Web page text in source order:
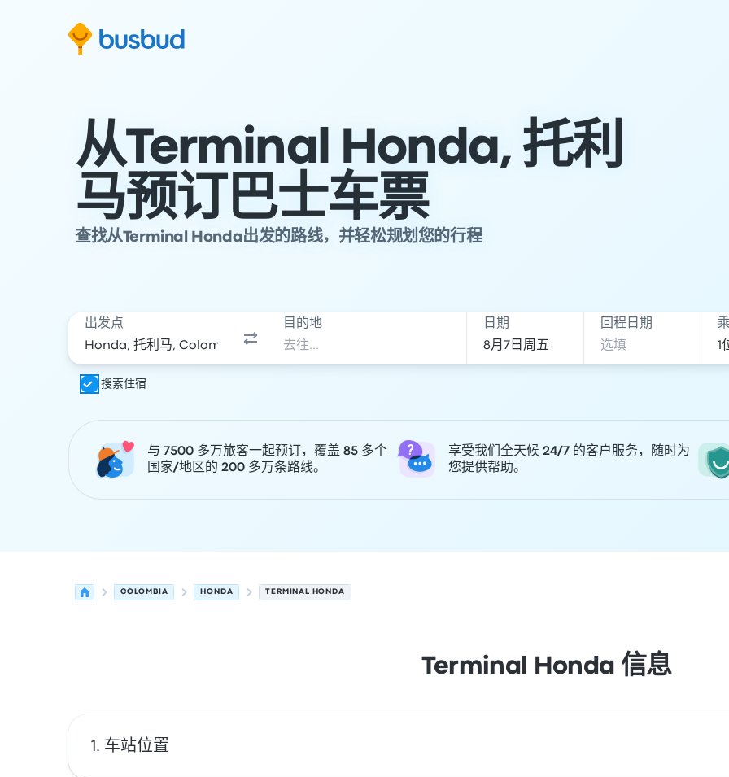
跳至搜索表单
跳至内容
跳至页脚
从Terminal Honda, 托利
马预订巴士车票
查找从Terminal Honda出发的路线，并轻松规划您的行程
出发点 目的地 日期 回程日期
搜索住宿
与 7500 多万旅客一起预订，覆盖 85 多个
国家/地区的 200 多万条路线。
享受我们全天候 24/7 的客户服务，随时为
您提供帮助。
COLOMBIA HONDA TERMINAL HONDA
Terminal Honda 信息
车站位置